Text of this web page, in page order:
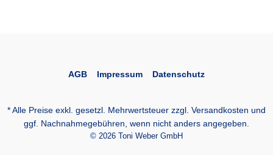
AGB Impressum Datenschutz
* Alle Preise exkl. gesetzl. Mehrwertsteuer zzgl. Versandkosten und
ggf. Nachnahmegebühren, wenn nicht anders angegeben.
© 2026 Toni Weber GmbH